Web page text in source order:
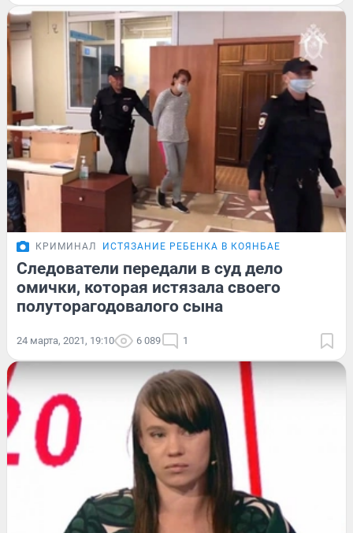
КРИМИНАЛ ИСТЯЗАНИЕ РЕБЕНКА В КОЯНБАЕ
Следователи передали в суд дело
омички, которая истязала своего
полуторагодовалого сына
24 марта, 2021, 19:10 6 089 1